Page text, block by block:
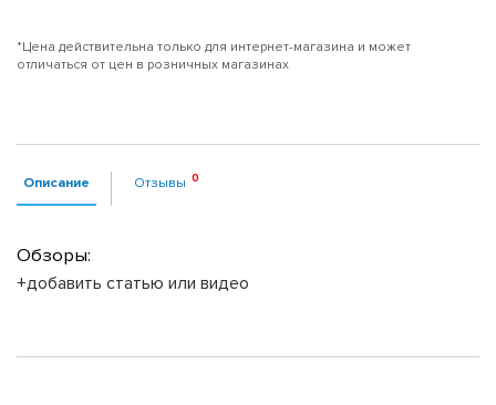
*Цена действительна только для интернет-магазина и может
отличаться от цен в розничных магазинах
Описание Отзывы
Обзоры:
+добавить статью или видео